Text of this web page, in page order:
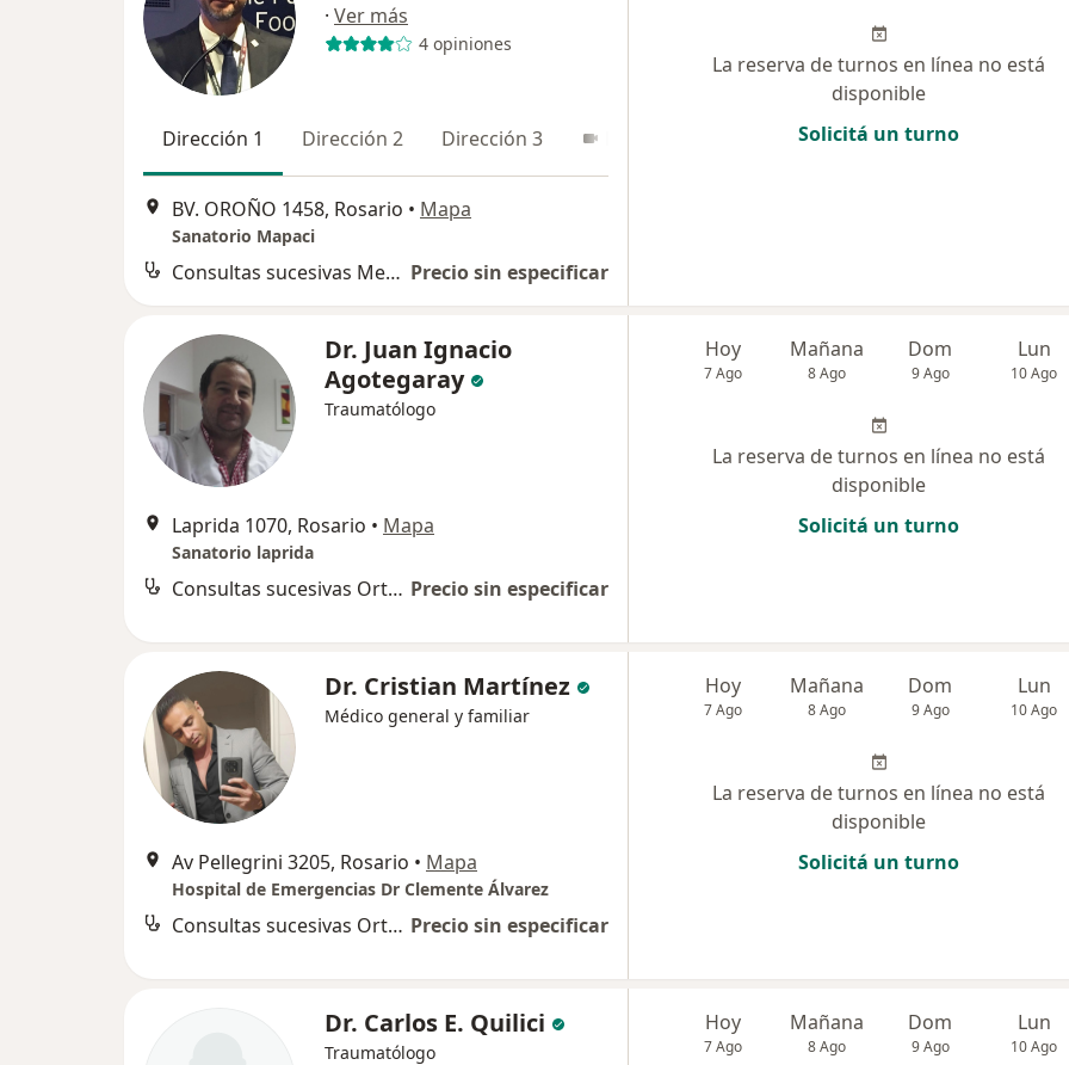
· Ver más
4 opiniones
Dirección 1 Dirección 2 Dirección 3 En línea 2 En línea 3
BV. OROÑO 1458, Rosario • Mapa
Sanatorio Mapaci
Consultas sucesivas Medicina del Deporte Precio sin especificar
La reserva de turnos en línea no está
disponible
Solicitá un turno
Dr. Juan Ignacio
Agotegaray
Traumatólogo
Laprida 1070, Rosario • Mapa
Sanatorio laprida
Consultas sucesivas Ortopedia y Traumatología Precio sin especificar
Hoy
7 Ago
Mañana
8 Ago
Dom
9 Ago
Lun
10 Ago
La reserva de turnos en línea no está
disponible
Solicitá un turno
Dr. Cristian Martínez
Médico general y familiar
Av Pellegrini 3205, Rosario • Mapa
Hospital de Emergencias Dr Clemente Álvarez
Consultas sucesivas Ortopedia y Traumatología Precio sin especificar
Hoy
7 Ago
Mañana
8 Ago
Dom
9 Ago
Lun
10 Ago
La reserva de turnos en línea no está
disponible
Solicitá un turno
Dr. Carlos E. Quilici
Traumatólogo
Hoy
7 Ago
Mañana
8 Ago
Dom
9 Ago
Lun
10 Ago